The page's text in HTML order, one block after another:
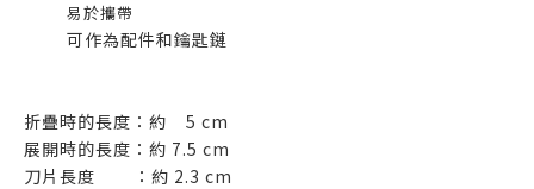
易於攜帶
可作為配件和鑰匙鏈
折疊時的長度：約 5 cm
展開時的長度：約 7.5 cm
刀片長度 ：約 2.3 cm